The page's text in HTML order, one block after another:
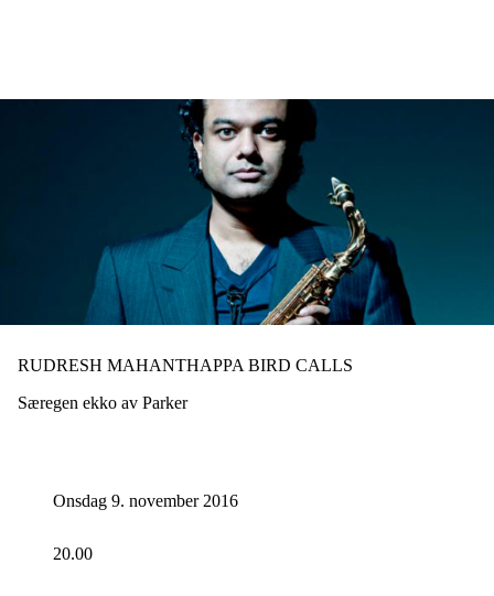
RUDRESH MAHANTHAPPA BIRD CALLS
Særegen ekko av Parker
Onsdag 9. november 2016
20.00